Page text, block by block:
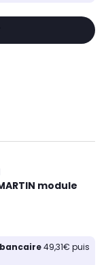
module
49,31€ puis